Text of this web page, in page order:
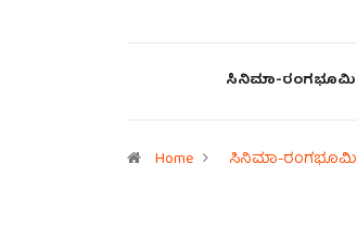
ಸಿನಿಮಾ-ರಂಗಭೂಮಿ
Home ಸಿನಿಮಾ-ರಂಗಭೂಮಿ